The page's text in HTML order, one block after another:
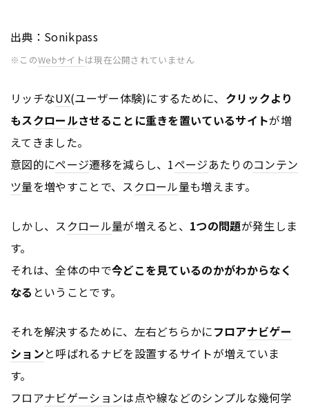
出典：Sonikpass
※このWebサイトは現在公開されていません
リッチなUX(ユーザー体験)にするために、 クリックより
もスクロールさせることに重きを置いているサイトが増
えてきました。
意図的にページ遷移を減らし、1ページあたりのコンテン
ツ量を増やすことで、スクロール量も増えます。
しかし、スクロール量が増えると、 1つの問題が発生しま
す。
それは、全体の中で今どこを見ているのかがわからなく
なる ということです。
それを解決するために、左右どちらかにフロアナビゲー
ションと呼ばれるナビを設置するサイトが増えていま
す。
フロアナビゲーションは点や線などのシンプルな幾何学